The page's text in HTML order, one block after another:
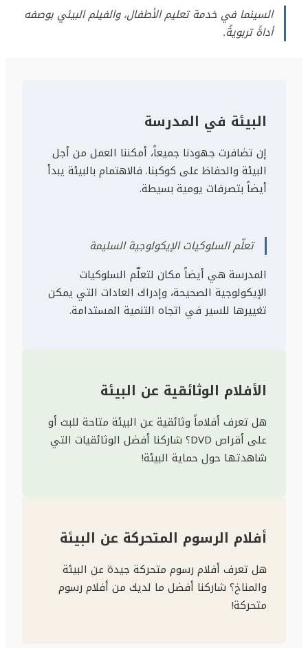
السينما في خدمة تعليم الأطفال، والفيلم البيئي بوصفه
أداةً تربويةً.
البيئة في المدرسة
إن تضافرت جهودنا جميعاً، أمكننا العمل من أجل
البيئة والحفاظ على كوكبنا. فالاهتمام بالبيئة يبدأ
أيضاً بتصرفات يومية بسيطة.
تعلّم السلوكيات الإيكولوجية السليمة
المدرسة هي أيضاً مكان لتعلّم السلوكيات
الإيكولوجية الصحيحة، وإدراك العادات التي يمكن
تغييرها للسير في اتجاه التنمية المستدامة.
الأفلام الوثائقية عن البيئة
هل تعرف أفلاماً وثائقية عن البيئة متاحة للبث أو
على أقراص DVD؟ شاركنا أفضل الوثائقيات التي
شاهدتها حول حماية البيئة!
أفلام الرسوم المتحركة عن البيئة
هل تعرف أفلام رسوم متحركة جيدة عن البيئة
والمناخ؟ شاركنا أفضل ما لديك من أفلام رسوم
متحركة!